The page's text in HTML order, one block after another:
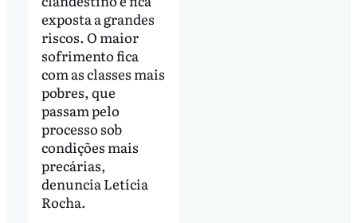
exposta a grandes
riscos. O maior
sofrimento fica
com as classes mais
pobres, que
passam pelo
processo sob
condições mais
precárias,
denuncia Letícia
Rocha.